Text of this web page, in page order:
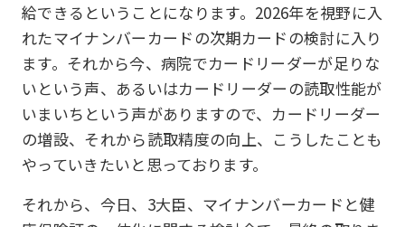
給できるということになります。2026年を視野に入
れたマイナンバーカードの次期カードの検討に入り
ます。それから今、病院でカードリーダーが足りな
いという声、あるいはカードリーダーの読取性能が
いまいちという声がありますので、カードリーダー
の増設、それから読取精度の向上、こうしたことも
やっていきたいと思っております。
それから、今日、3大臣、マイナンバーカードと健